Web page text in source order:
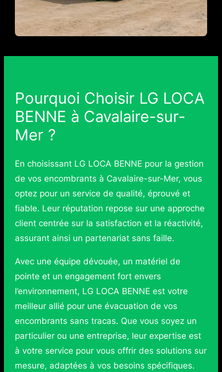
Pourquoi Choisir LG LOCA
BENNE à Cavalaire-sur-
Mer ?
En choisissant LG LOCA BENNE pour la gestion
de vos encombrants à Cavalaire-sur-Mer, vous
optez pour un service de qualité, éprouvé et
fiable. Leur réputation repose sur une approche
client centrée sur la satisfaction et la réactivité,
assurant ainsi un partenariat sans faille.
Avec une équipe dévouée, un matériel de
pointe et un engagement fort envers
l’environnement, LG LOCA BENNE est votre
meilleur allié pour une évacuation de vos
encombrants sans tracas. Que vous soyez un
particulier ou une entreprise, leur expertise est
à votre service pour vous offrir des solutions sur
mesure, adaptées à vos besoins spécifiques.